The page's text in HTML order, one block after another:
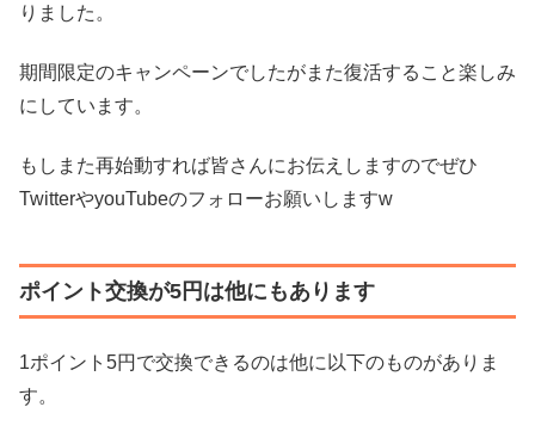
りました。
期間限定のキャンペーンでしたがまた復活すること楽しみ
にしています。
もしまた再始動すれば皆さんにお伝えしますのでぜひ
TwitterやyouTubeのフォローお願いしますw
ポイント交換が5円は他にもあります
1ポイント5円で交換できるのは他に以下のものがありま
す。